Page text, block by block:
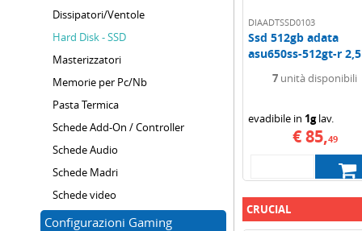
DIAADTSSD0103
Ssd 512gb adata
asu650ss-512gt-r
7 unità disponibili
evadibile in 1glav.
€ 85,49
CRUCIAL
Dissipatori/Ventole
Hard Disk - SSD
Masterizzatori
Memorie per Pc/Nb
Pasta Termica
Schede Add-On / Controller
Schede Audio
Schede Madri
Schede video
Configurazioni Gaming